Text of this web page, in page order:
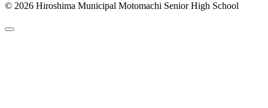
© 2026 Hiroshima Municipal Motomachi Senior High School